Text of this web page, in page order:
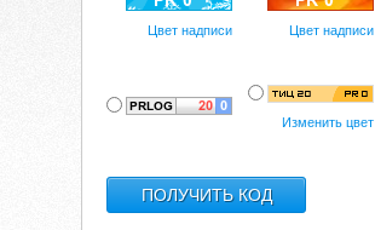
Цвет надписи Цвет надписи
Изменить цвет